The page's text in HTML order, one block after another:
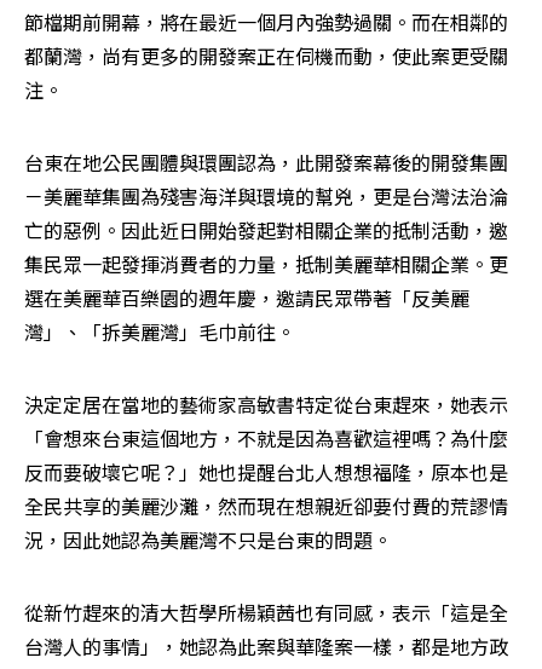
節檔期前開幕，將在最近一個月內強勢過關。而在相鄰的
都蘭灣，尚有更多的開發案正在伺機而動，使此案更受關
注。
台東在地公民團體與環團認為，此開發案幕後的開發集團
－美麗華集團為殘害海洋與環境的幫兇，更是台灣法治淪
亡的惡例。因此近日開始發起對相關企業的抵制活動，邀
集民眾一起發揮消費者的力量，抵制美麗華相關企業。更
選在美麗華百樂園的週年慶，邀請民眾帶著「反美麗
灣」、「拆美麗灣」毛巾前往。
決定定居在當地的藝術家高敏書特定從台東趕來，她表示
「會想來台東這個地方，不就是因為喜歡這裡嗎？為什麼
反而要破壞它呢？」她也提醒台北人想想福隆，原本也是
全民共享的美麗沙灘，然而現在想親近卻要付費的荒謬情
況，因此她認為美麗灣不只是台東的問題。
從新竹趕來的清大哲學所楊穎茜也有同感，表示「這是全
台灣人的事情」，她認為此案與華隆案一樣，都是地方政